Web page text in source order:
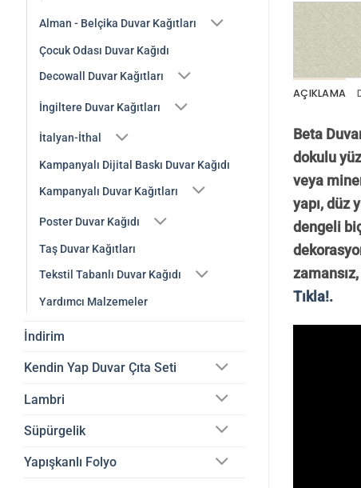
Alman - Belçika Duvar Kağıtları
Çocuk Odası Duvar Kağıdı
Decowall Duvar Kağıtları
İngiltere Duvar Kağıtları
İtalyan-İthal
Kampanyalı Dijital Baskı Duvar Kağıdı
Kampanyalı Duvar Kağıtları
Poster Duvar Kağıdı
Taş Duvar Kağıtları
Tekstil Tabanlı Duvar Kağıdı
Yardımcı Malzemeler
İndirim
Kendin Yap Duvar Çıta Seti
Lambri
Süpürgelik
Yapışkanlı Folyo
AÇIKLAMA
Beta
dokulu
veya
yapı, düz
dengeli
Tıkla!.